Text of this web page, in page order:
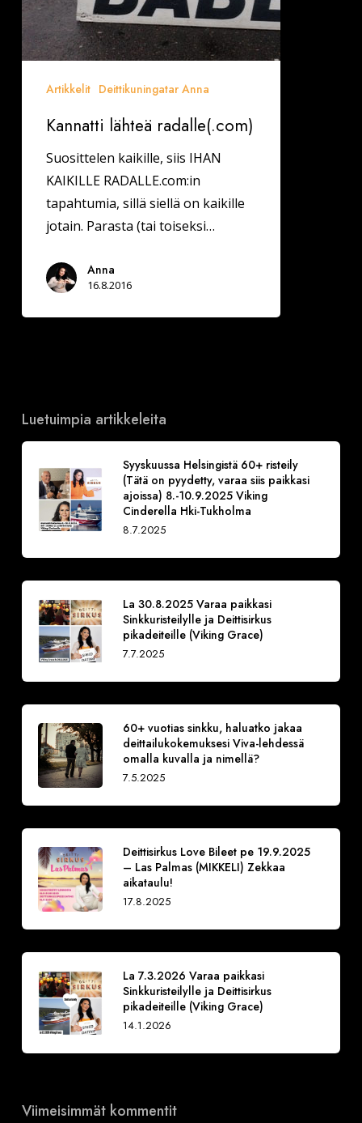
Artikkelit Deittikuningatar Anna
Kannatti lähteä radalle(.com)
Suosittelen kaikille, siis IHAN
KAIKILLE RADALLE.com:in
tapahtumia, sillä siellä on kaikille
jotain. Parasta (tai toiseksi…
Anna
16.8.2016
Luetuimpia artikkeleita
Syyskuussa Helsingistä 60+ risteily
(Tätä on pyydetty, varaa siis paikkasi
ajoissa) 8.-10.9.2025 Viking
Cinderella Hki-Tukholma
8.7.2025
La 30.8.2025 Varaa paikkasi
Sinkkuristeilylle ja Deittisirkus
pikadeiteille (Viking Grace)
7.7.2025
60+ vuotias sinkku, haluatko jakaa
deittailukokemuksesi Viva-lehdessä
omalla kuvalla ja nimellä?
7.5.2025
Deittisirkus Love Bileet pe 19.9.2025
– Las Palmas (MIKKELI) Zekkaa
aikataulu!
17.8.2025
La 7.3.2026 Varaa paikkasi
Sinkkuristeilylle ja Deittisirkus
pikadeiteille (Viking Grace)
14.1.2026
Viimeisimmät kommentit